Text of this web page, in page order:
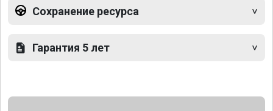
Сохранение ресурса
Гарантия 5 лет